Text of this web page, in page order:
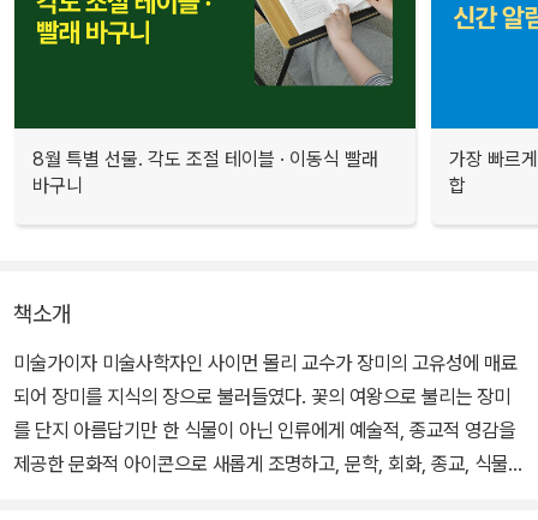
8월 특별 선물. 각도 조절 테이블 · 이동식 빨래
바구니
가장 빠르
합
책소개
미술가이자 미술사학자인 사이먼 몰리 교수가 장미의 고유성에 매료
되어 장미를 지식의 장으로 불러들였다. 꽃의 여왕으로 불리는 장미
를 단지 아름답기만 한 식물이 아닌 인류에게 예술적, 종교적 영감을
제공한 문화적 아이콘으로 새롭게 조명하고, 문학, 회화, 종교, 식물